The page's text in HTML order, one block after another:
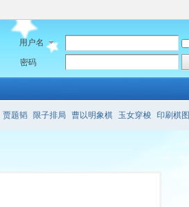
用户名
密码
贾题韬 限子排局 曹以明象棋 玉女穿梭 印刷棋图